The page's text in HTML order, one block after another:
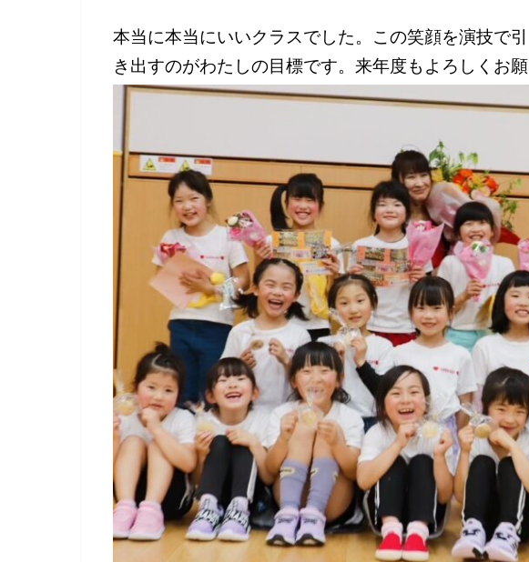
本当に本当にいいクラスでした。この笑顔を演技で引
き出すのがわたしの目標です。来年度もよろしくお願